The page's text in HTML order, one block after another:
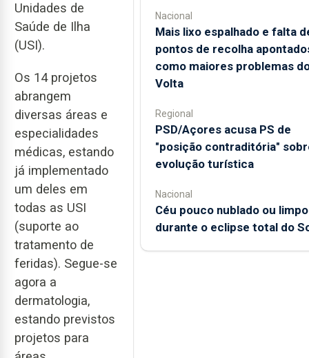
Unidades de
Saúde de Ilha
(USI).
Os 14 projetos
abrangem
diversas áreas e
especialidades
médicas, estando
já implementado
um deles em
todas as USI
(suporte ao
tratamento de
feridas). Segue-se
agora a
dermatologia,
estando previstos
projetos para
Nacional
Mais lixo espalhado e falta
pontos de recolha
como maiores problemas
Volta
Regional
PSD/Açores acusa PS de
"posição contraditória"
evolução turística
Nacional
Céu pouco nublado ou limpo
durante o eclipse total do